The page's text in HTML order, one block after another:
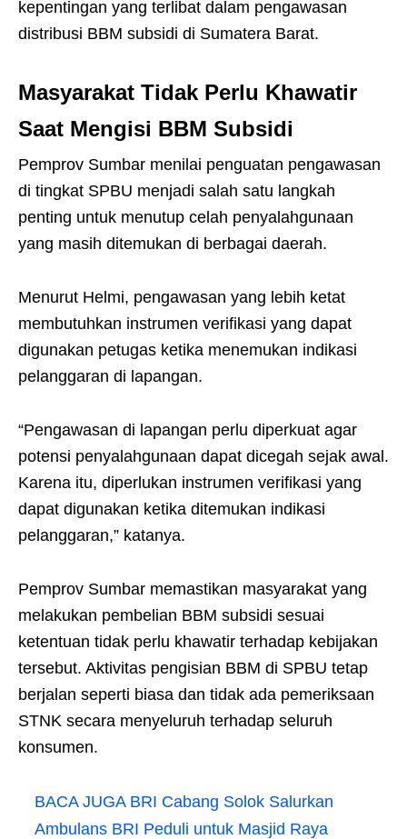
kepentingan yang terlibat dalam pengawasan
distribusi BBM subsidi di Sumatera Barat.
Masyarakat Tidak Perlu Khawatir
Saat Mengisi BBM Subsidi
Pemprov Sumbar menilai penguatan pengawasan
di tingkat SPBU menjadi salah satu langkah
penting untuk menutup celah penyalahgunaan
yang masih ditemukan di berbagai daerah.
Menurut Helmi, pengawasan yang lebih ketat
membutuhkan instrumen verifikasi yang dapat
digunakan petugas ketika menemukan indikasi
pelanggaran di lapangan.
“Pengawasan di lapangan perlu diperkuat agar
potensi penyalahgunaan dapat dicegah sejak awal.
Karena itu, diperlukan instrumen verifikasi yang
dapat digunakan ketika ditemukan indikasi
pelanggaran,” katanya.
Pemprov Sumbar memastikan masyarakat yang
melakukan pembelian BBM subsidi sesuai
ketentuan tidak perlu khawatir terhadap kebijakan
tersebut. Aktivitas pengisian BBM di SPBU tetap
berjalan seperti biasa dan tidak ada pemeriksaan
STNK secara menyeluruh terhadap seluruh
konsumen.
BACA JUGA BRI Cabang Solok Salurkan
Ambulans BRI Peduli untuk Masjid Raya